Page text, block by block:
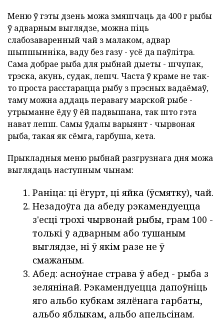
Меню ў гэты дзень можа змяшчаць да 400 г рыбы
ў адварным выглядзе, можна піць
слабозаваренный чай з малаком, адвар
шыпшынніка, ваду без газу - усё да паўлітра.
Сама добрае рыба для рыбнай дыеты - шчупак,
трэска, акунь, судак, лешч. Часта ў краме не так-
то проста расстарацца рыбу з прэсных вадаёмаў,
таму можна аддаць перавагу марской рыбе -
утрыманне ёду ў ёй падвышана, так што гэта
нават лепш. Самы ўдалы варыянт - чырвоная
рыба, такая як сёмга, гарбуша, кета.
Прыкладныя меню рыбнай разгрузнага дня можа
выглядаць наступным чынам:
Раніца: ці ёгурт, ці яйка (ўсмятку), чай.
Незадоўга да абеду рэкамендуецца
з'есці трохі чырвонай рыбы, грам 100 -
толькі ў адварным або тушаным
выглядзе, ні ў якім разе не ў
смажаным.
Абед: асноўнае страва ў абед - рыба з
зелянінай. Рэкамендуецца дапоўніць
яго альбо кубкам зялёнага гарбаты,
альбо яблыкам, альбо апельсінам.